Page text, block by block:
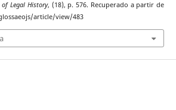
of Legal History, (18), p. 576. Recuperado a partir de
article/view/483